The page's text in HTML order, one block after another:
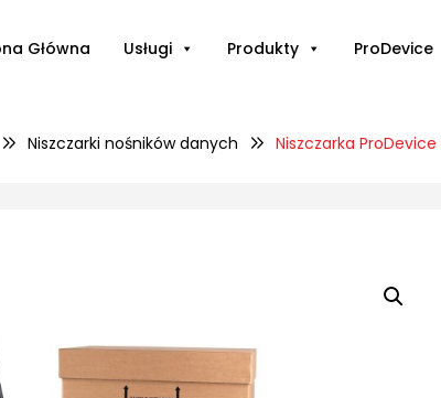
Główna Usługi Produkty ProDevice
Niszczarki nośników danych Niszczarka ProDevice